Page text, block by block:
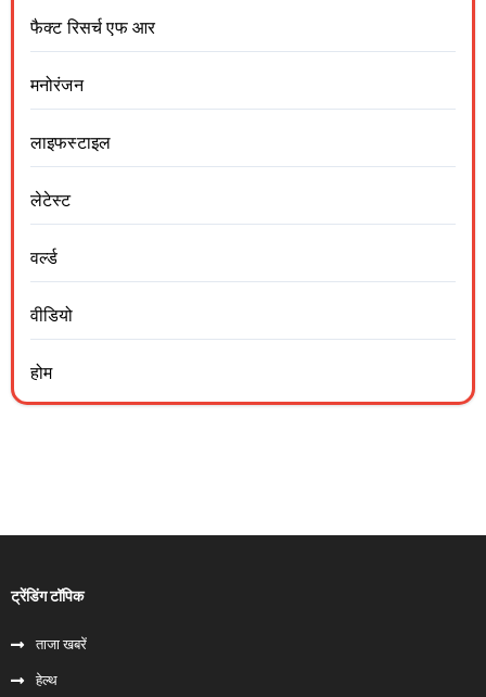
फैक्ट रिसर्च एफ आर
मनोरंजन
लाइफस्टाइल
लेटेस्ट
वर्ल्ड
वीडियो
होम
ट्रेंडिंग टॉपिक
ताजा खबरें
हेल्‍थ